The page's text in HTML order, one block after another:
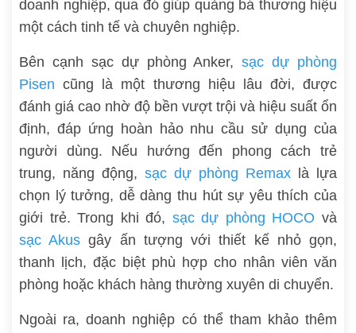
doanh nghiệp, qua đó giúp quảng bá thương hiệu
một cách tinh tế và chuyên nghiệp.
Bên cạnh sạc dự phòng Anker,sạc dự phòng
Pisen cũng là một thương hiệu lâu đời, được
đánh giá cao nhờ độ bền vượt trội và hiệu suất ổn
định, đáp ứng hoàn hảo nhu cầu sử dụng của
người dùng. Nếu hướng đến phong cách trẻ
trung, năng động, sạc dự phòng Remax là lựa
chọn lý tưởng, dễ dàng thu hút sự yêu thích của
giới trẻ. Trong khi đó, sạc dự phòng HOCO và
sạc Akus gây ấn tượng với thiết kế nhỏ gọn,
thanh lịch, đặc biệt phù hợp cho nhân viên văn
phòng hoặc khách hàng thường xuyên di chuyển.
Ngoài ra, doanh nghiệp có thể tham khảo thêm